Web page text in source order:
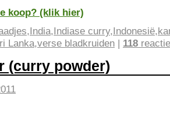
koop? (klik hier)
,India,Indiase curry,Indonesië,
Lanka,verse bladkruiden | 118
(curry powder)